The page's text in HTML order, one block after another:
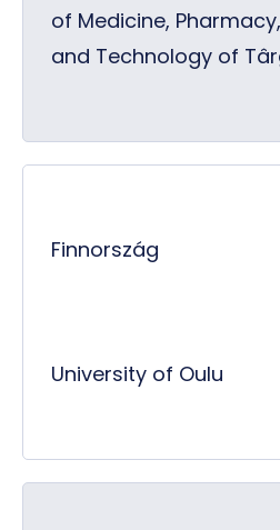
of Medicine,
and Technology of
Finnország
University of Oulu